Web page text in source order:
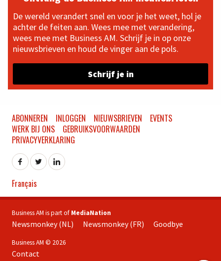
De wereld verandert snel en voor je het weet, hol je
achter de feiten aan. Wees mee met verandering,
wees mee met Business AM. Schrijf je in op onze
nieuwsbrieven en houd de vinger aan de pols.
Schrijf je in
ABONNEREN INLOGGEN NIEUWSBRIEVEN
EVENTS
WERK BIJ ONS
GEBRUIKSVOORWAARDEN
PRIVACYVERKLARING
Français
Business AM is part of MediaNation
Newsmonkey (NL) Newsmonkey (FR) Goodbye
Business AM © 2026
Contact